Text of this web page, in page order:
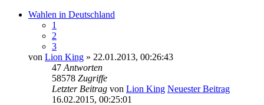
Wahlen in Deutschland
1
2
3
von Lion King » 22.01.2013, 00:26:43
47 Antworten
58578 Zugriffe
Letzter Beitrag von Lion King Neuester Beitrag
16.02.2015, 00:25:01